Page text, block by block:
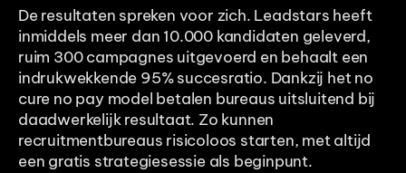
De resultaten spreken voor zich. Leadstars heeft
inmiddels meer dan 10.000 kandidaten geleverd,
ruim 300 campagnes uitgevoerd en behaalt een
indrukwekkende 95% succesratio. Dankzij het no
cure no pay model betalen bureaus uitsluitend bij
daadwerkelijk resultaat. Zo kunnen
recruitmentbureaus risicoloos starten, met altijd
een gratis strategiesessie als beginpunt.